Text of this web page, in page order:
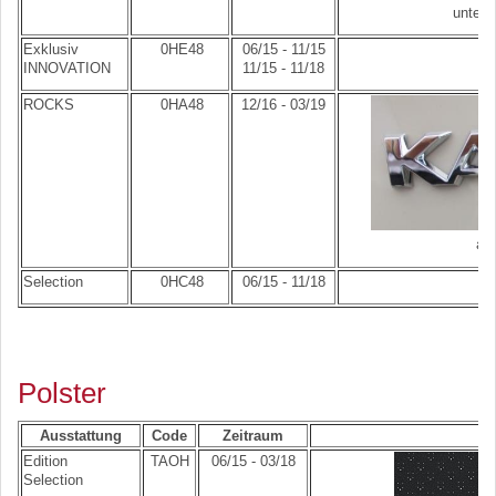
Exklusiv
INNOVATION
0HE48
06/15 - 11/15
11/15 - 11/18
ROCKS 0HA48 12/16 - 03/19
Selection 0HC48 06/15 - 11/18
Polster
Ausstattung Code
Zeitraum
Edition
Selection
TAOH 06/15 - 03/18